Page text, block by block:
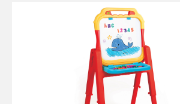
สินค้าอาจมีการเปลี่ยนแปลงลวดลาย สีสั
แพ็คเกจโดยร้านฯอาจไม่สามารถแจ้งให้ทร
ของผลิตภัณฑ์ที่แสดงบนเว็บไซต์อาจมีคว
การตั้งค่าการแสดงผลสีของแต่ละหน้าจอ